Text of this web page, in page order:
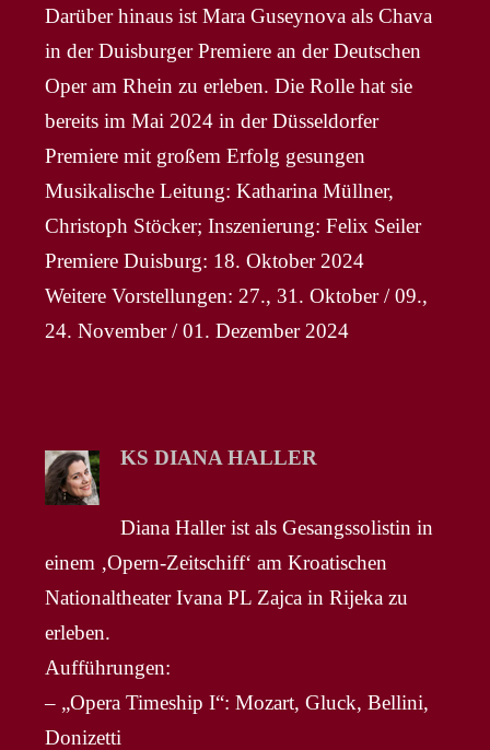
Darüber hinaus ist Mara Guseynova als Chava
in der Duisburger Premiere an der Deutschen
Oper am Rhein zu erleben. Die Rolle hat sie
bereits im Mai 2024 in der Düsseldorfer
Premiere mit großem Erfolg gesungen
Musikalische Leitung: Katharina Müllner,
Christoph Stöcker; Inszenierung: Felix Seiler
Premiere Duisburg: 18. Oktober 2024
Weitere Vorstellungen: 27., 31. Oktober / 09.,
24. November / 01. Dezember 2024
KS DIANA HALLER
Diana Haller ist als Gesangssolistin in
einem ‚Opern-Zeitschiff‘ am Kroatischen
Nationaltheater Ivana PL Zajca in Rijeka zu
erleben.
Aufführungen:
– „Opera Timeship I“: Mozart, Gluck, Bellini,
Donizetti